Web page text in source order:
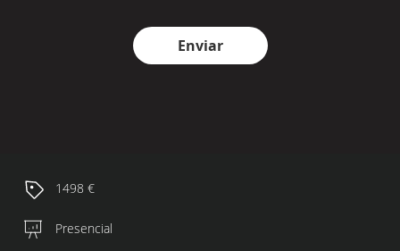
Enviar
1498 €
Presencial